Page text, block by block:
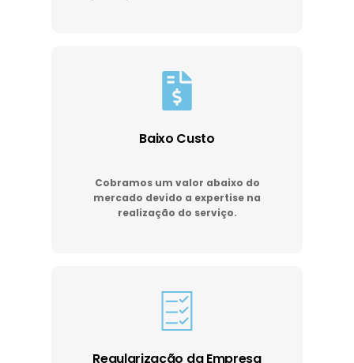
Baixo Custo
Cobramos um valor abaixo do
mercado devido a expertise na
realização do serviço.
Regularização da Empresa